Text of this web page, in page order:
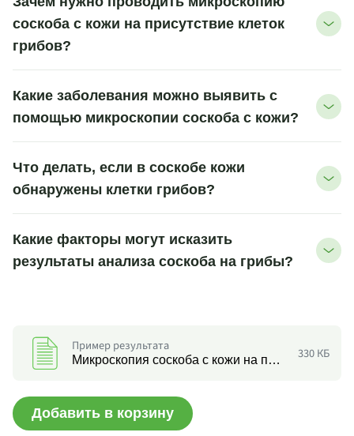
соскоба с кожи на присутствие клеток
грибов?
Какие заболевания можно выявить с
помощью микроскопии соскоба с кожи?
Что делать, если в соскобе кожи
обнаружены клетки грибов?
Какие факторы могут исказить
результаты анализа соскоба на грибы?
Пример результата
Микроскопия соскоба с кожи на присутствие клеток грибов 330 КБ
Добавить в корзину